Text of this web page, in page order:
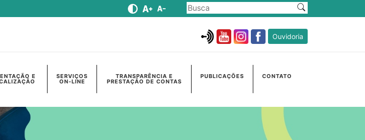
Ouvidoria
E SERVIÇOS
ON-LINE
TRANSPARÊNCIA E
PRESTAÇÃO DE CONTAS
PUBLICAÇÕES CONTATO